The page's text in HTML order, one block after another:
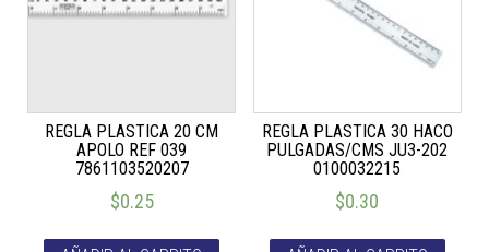
REGLA PLASTICA 20 CM
APOLO REF 039
7861103520207
$0.25
REGLA PLASTICA 30 HACO
PULGADAS/CMS JU3-202
0100032215
$0.30